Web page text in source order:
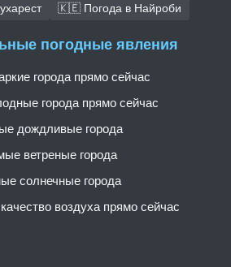
🇰🇪 Погода в Найроби
погодные явления
города прямо сейчас
города прямо сейчас
дождливые города
ветреные города
солнечные города
воздуха прямо сейчас